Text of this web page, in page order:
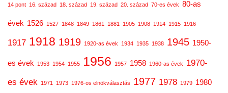
14 pont 16. század 18. század 19. század 20. század 70-es évek 80-as
évek 1526 1527 1848 1849 1861 1881 1905 1908 1914 1915 1916
1917 1918 1919 1920-as évek 1934 1935 1938 1945 1950-
es évek 1953 1954 1955 1956 1957 1958 1960-as évek
1970-
es évek
1971 1973 1976-os elnökválasztás 1977 1978 1979 1980